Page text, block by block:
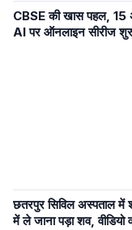
CBSE की खास पहल,
AI पर ऑनलाइन सीरीज
छतरपुर सिविल अस्पताल में
में ले जाना पड़ा शव, वीडियो